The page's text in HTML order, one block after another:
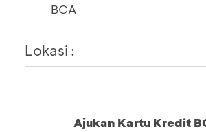
BCA
Lokasi :
Ajukan Kartu Kredit